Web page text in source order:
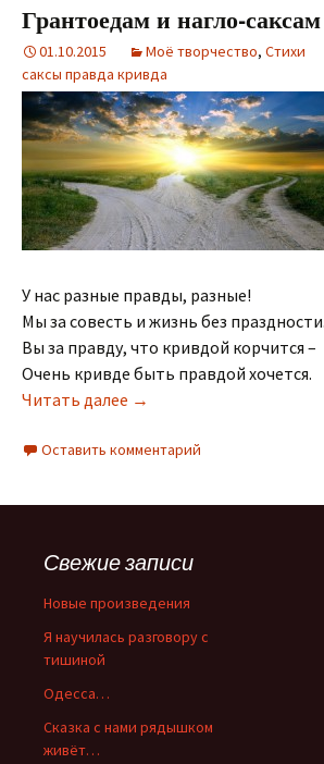
Грантоедам и нагло-саксам
01.10.2015 Моё творчество, Стихи
саксы правда кривда
У нас разные правды, разные!
Мы за совесть и жизнь без праздности.
Вы за правду, что кривдой корчится –
Очень кривде быть правдой хочется.
Читать далее Грантоедам и нагло-
→
Оставить комментарий
Свежие записи
Новые произведения
Я научилась разговору с
тишиной
Одесса…
Сказка с нами рядышком
живёт…